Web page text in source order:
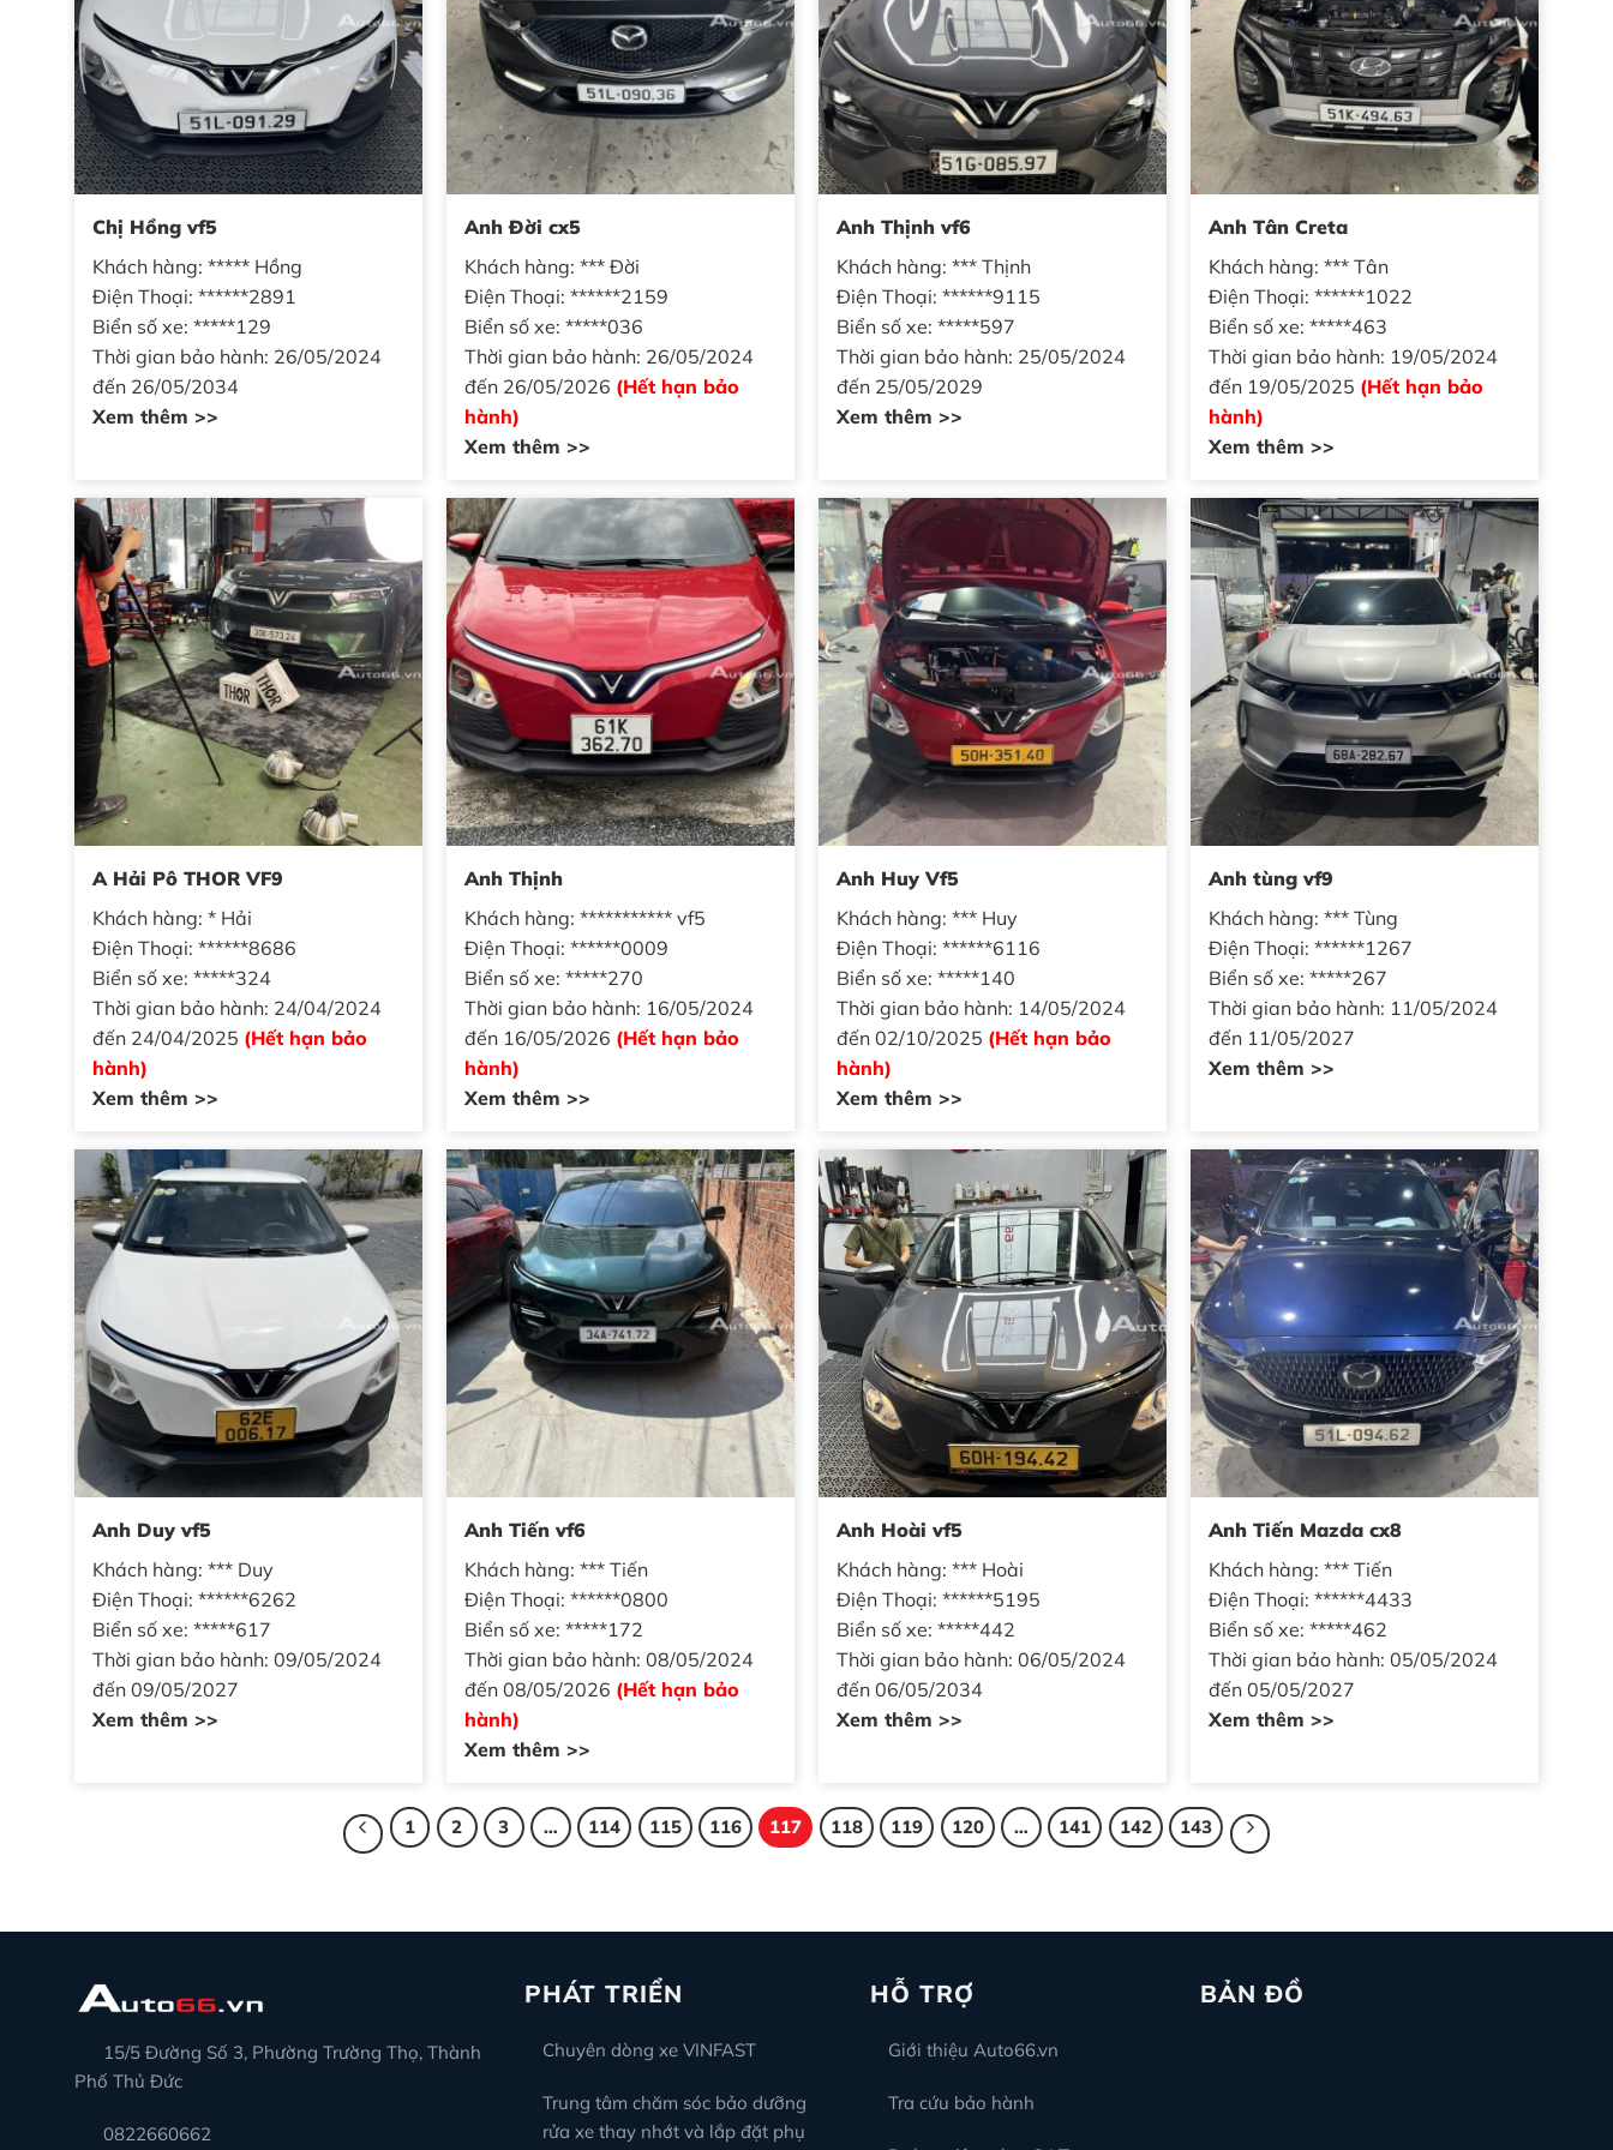
Chị Hồng vf5
Khách hàng: ***** Hồng
Điện Thoại: ******2891
Biển số xe: *****129
Thời gian bảo hành: 26/05/2024
đến 26/05/2034
Xem thêm >>
Anh Đời cx5
Khách hàng: *** Đời
Điện Thoại: ******2159
Biển số xe: *****036
Thời gian bảo hành: 26/05/2024
đến 26/05/2026 (Hết hạn bảo
hành)
Xem thêm >>
Anh Thịnh vf6
Khách hàng: *** Thịnh
Điện Thoại: ******9115
Biển số xe: *****597
Thời gian bảo hành: 25/05/2024
đến 25/05/2029
Xem thêm >>
Anh Tân Creta
Khách hàng: *** Tân
Điện Thoại: ******1022
Biển số xe: *****463
Thời gian bảo hành: 19/05/2024
đến 19/05/2025 (Hết hạn bảo
hành)
Xem thêm >>
A Hải Pô THOR VF9
Khách hàng: * Hải
Điện Thoại: ******8686
Biển số xe: *****324
Thời gian bảo hành: 24/04/2024
đến 24/04/2025 (Hết hạn bảo
hành)
Xem thêm >>
Anh Thịnh
Khách hàng: *********** vf5
Điện Thoại: ******0009
Biển số xe: *****270
Thời gian bảo hành: 16/05/2024
đến 16/05/2026 (Hết hạn bảo
hành)
Xem thêm >>
Anh Huy Vf5
Khách hàng: *** Huy
Điện Thoại: ******6116
Biển số xe: *****140
Thời gian bảo hành: 14/05/2024
đến 02/10/2025 (Hết hạn bảo
hành)
Xem thêm >>
Anh tùng vf9
Khách hàng: *** Tùng
Điện Thoại: ******1267
Biển số xe: *****267
Thời gian bảo hành: 11/05/2024
đến 11/05/2027
Xem thêm >>
Anh Duy vf5
Khách hàng: *** Duy
Điện Thoại: ******6262
Biển số xe: *****617
Thời gian bảo hành: 09/05/2024
đến 09/05/2027
Xem thêm >>
Anh Tiến vf6
Khách hàng: *** Tiến
Điện Thoại: ******0800
Biển số xe: *****172
Thời gian bảo hành: 08/05/2024
đến 08/05/2026 (Hết hạn bảo
hành)
Xem thêm >>
Anh Hoài vf5
Khách hàng: *** Hoài
Điện Thoại: ******5195
Biển số xe: *****442
Thời gian bảo hành: 06/05/2024
đến 06/05/2034
Xem thêm >>
Anh Tiến Mazda cx8
Khách hàng: *** Tiến
Điện Thoại: ******4433
Biển số xe: *****462
Thời gian bảo hành: 05/05/2024
đến 05/05/2027
Xem thêm >>
1 2 3 … 114 115 116 117 118 119 120 … 141 142 143
15/5 Đường Số 3, Phường Trường Thọ, Thành
Phố Thủ Đức
0822660662
PHÁT TRIỂN
Chuyên dòng xe VINFAST
Trung tâm chăm sóc bảo dưỡng
rửa xe thay nhớt và lắp đặt phụ
HỖ TRỢ
Giới thiệu Auto66.vn
Tra cứu bảo hành
BẢN ĐỒ